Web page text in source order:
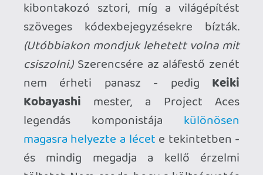
felfüggesztési pontok rendszere, ami a
korábbi szisztémánál dinamikusabb
fegyverzetet és nagyobb fokú
variálhatóságot eredményez. A néma
főhőst megtartották, de kapott maga
mellé egy beszédes másodpilótát (ahol
ezt a repülőgép lehetővé teszi), aki a
játékost potenciálisan kerülgető
érzéseknek - például aFrontline-59
alagútfutama közbeni pániknak - ad
hangot. Aztán ott arogue-litefelépítésű
Conquest Mode
, ami multiplayer nélkül is